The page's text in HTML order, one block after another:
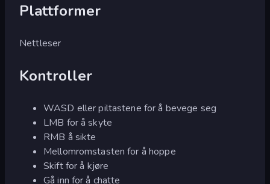
Plattformer
Nettleser
Kontroller
WASD eller piltastene for å bevege seg
LMB for å skyte
RMB å sikte
Mellomromstasten for å hoppe
Skift for å kjøre
Gå inn for å chatte